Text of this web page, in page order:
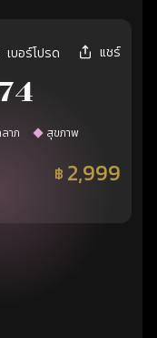
เบอร์โปรด แชร์
าภ สุขภาพ
฿ 2,999
ล้ว